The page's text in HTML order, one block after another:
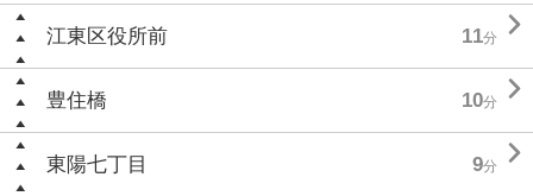
江東区役所前 11分 
豊住橋 10分 
東陽七丁目 9分 